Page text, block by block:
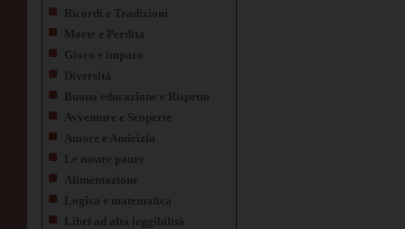
Ricordi e Tradizioni
Morte e Perdita
Gioco e imparo
Diversità
Buona educazione e Rispetto
Avventure e Scoperte
Amore e Amicizia
Le nostre paure
Alimentazione
Logica e matematica
Libri ad alta leggibilità